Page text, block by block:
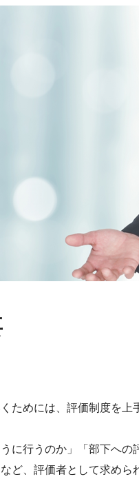
ためには、評価制度を
に行うのか」「部下へ
ど、評価者として求めら